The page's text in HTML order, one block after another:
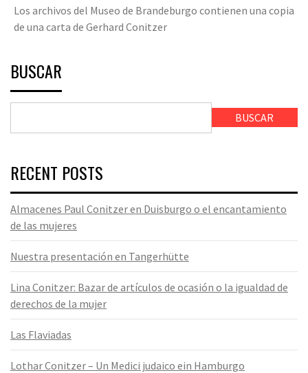
Los archivos del Museo de Brandeburgo contienen una copia
de una carta de Gerhard Conitzer
BUSCAR
BUSCAR
RECENT POSTS
Almacenes Paul Conitzer en Duisburgo o el encantamiento
de las mujeres
Nuestra presentación en Tangerhütte
Lina Conitzer: Bazar de artículos de ocasión o la igualdad de
derechos de la mujer
Las Flaviadas
Lothar Conitzer – Un Medici judaico ein Hamburgo